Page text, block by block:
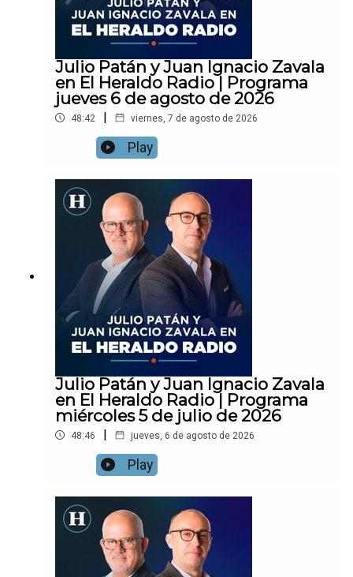
Julio Patán y Juan Ignacio Zavala
en El Heraldo Radio | Programa
jueves 6 de agosto de 2026
48:42 | viernes, 7 de agosto de 2026
Play
Julio Patán y Juan Ignacio Zavala
en El Heraldo Radio | Programa
miércoles 5 de julio de 2026
48:46 | jueves, 6 de agosto de 2026
Play